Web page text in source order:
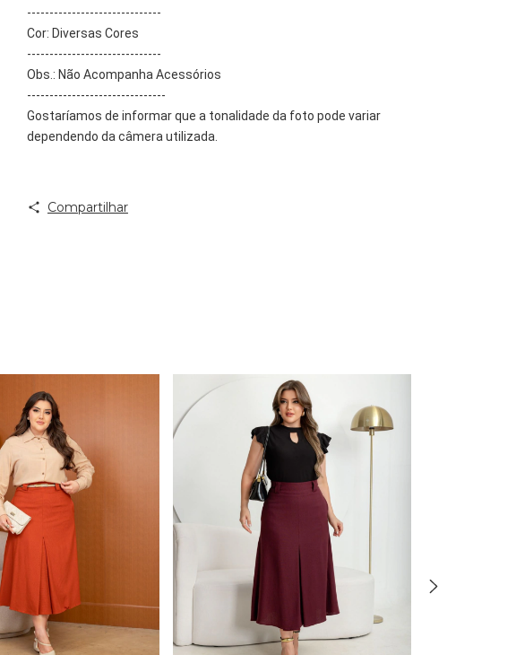
------------------------------
Cor: Diversas Cores
------------------------------
Obs.: Não Acompanha Acessórios
-------------------------------
Gostaríamos de informar que a tonalidade da foto pode variar
dependendo da câmera utilizada.
Compartilhar